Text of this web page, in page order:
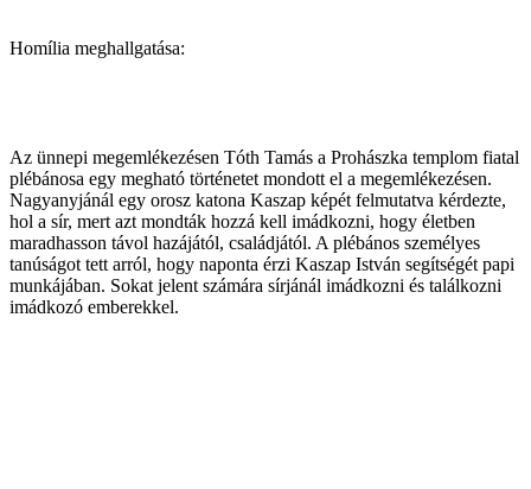
Homília meghallgatása:
Az ünnepi megemlékezésen Tóth Tamás a Prohászka templom fiatal
plébánosa egy megható történetet mondott el a megemlékezésen.
Nagyanyjánál egy orosz katona Kaszap képét felmutatva kérdezte,
hol a sír, mert azt mondták hozzá kell imádkozni, hogy életben
maradhasson távol hazájától, családjától. A plébános személyes
tanúságot tett arról, hogy naponta érzi Kaszap István segítségét papi
munkájában. Sokat jelent számára sírjánál imádkozni és találkozni
imádkozó emberekkel.